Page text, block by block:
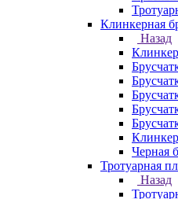
Клинкерная
Назад
Черная
Тротуарная
Назад